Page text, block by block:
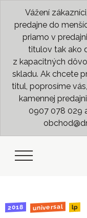
Vážení
predajne do
priamo v
titulov tak ako
z kapacitných
skladu. Ak chcete
titul, poprosíme
kamennej
0907 078 029
2018 universal lp